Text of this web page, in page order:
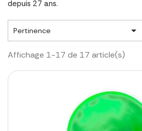
depuis 27 ans.
Pertinence 
Affichage 1-17 de 17 article(s)